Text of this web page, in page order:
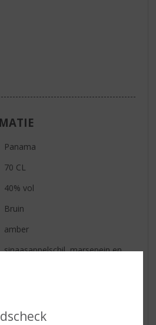
Panama
70 CL
40% vol
Bruin
amber
sinaasappelschil, marsepein en